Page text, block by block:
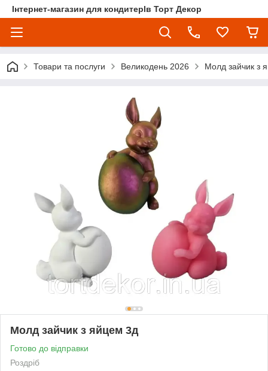
Інтернет-магазин для кондитерІв Торт Декор
Товари та послуги Великодень 2026 Молд зайчик з
Молд зайчик з яйцем 3д
Готово до відправки
Роздріб